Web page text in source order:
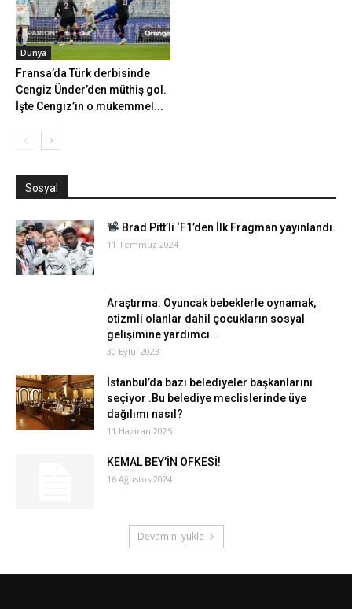
Dünya
Fransa’da Türk derbisinde
Cengiz Ünder’den müthiş gol.
İşte Cengiz’in o mükemmel...
Sosyal
Brad Pitt’li ‘F1’den İlk Fragman yayınlandı.
11 Temmuz 2024
Araştırma: Oyuncak bebeklerle oynamak,
otizmli olanlar dahil çocukların sosyal
gelişimine yardımcı...
30 Eylül 2023
İstanbul’da bazı belediyeler başkanlarını
seçiyor .Bu belediye meclislerinde üye
dağılımı nasıl?
11 Haziran 2025
KEMAL BEY’İN ÖFKESİ!
16 Ağustos 2024
Devamını yükle